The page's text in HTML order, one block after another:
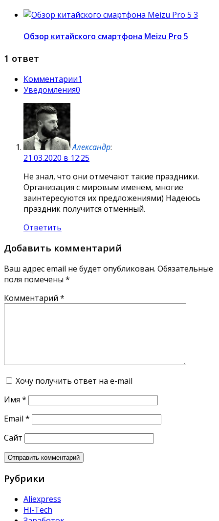
Обзор китайского смартфона Meizu Pro 5
1 ответ
Комментарии1
Уведомления0
Александр:
21.03.2020 в 12:25
Не знал, что они отмечают такие праздники.
Организация с мировым именем, многие
заинтересуются их предложениями) Надеюсь
праздник получится отменный.
Ответить
Добавить комментарий
Ваш адрес email не будет опубликован. Обязательные
поля помечены *
Комментарий *
Хочу получить ответ на e-mail
Имя *
Email *
Сайт
Рубрики
Aliexpress
Hi-Tech